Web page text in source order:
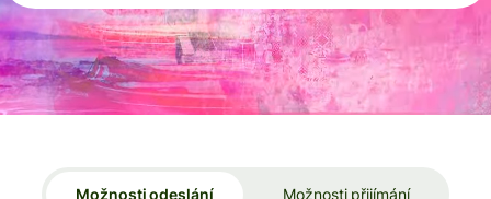
Možnosti odeslání Možnosti přijímání